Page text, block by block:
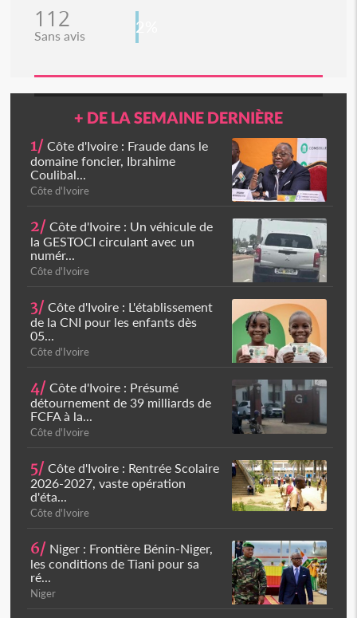
112
Sans avis 2%
+ DE LA SEMAINE DERNIÈRE
1/ Côte d'Ivoire : Fraude dans le
domaine foncier, Ibrahime
Coulibal...
Côte d'Ivoire
2/ Côte d'Ivoire : Un véhicule de
la GESTOCI circulant avec un
numér...
Côte d'Ivoire
3/ Côte d'Ivoire : L'établissement
de la CNI pour les enfants dès
05...
Côte d'Ivoire
4/ Côte d'Ivoire : Présumé
détournement de 39 milliards de
FCFA à la...
Côte d'Ivoire
5/ Côte d'Ivoire : Rentrée Scolaire
2026-2027, vaste opération
d'éta...
Côte d'Ivoire
6/ Niger : Frontière Bénin-Niger,
les conditions de Tiani pour sa
ré...
Niger